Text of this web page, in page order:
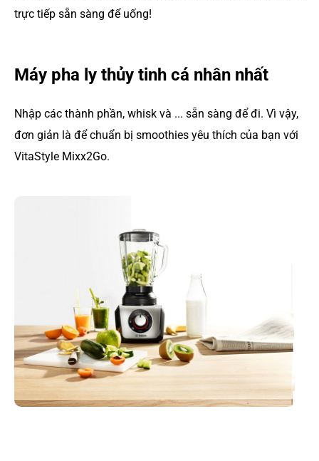
trực tiếp sẵn sàng để uống!
Máy pha ly thủy tinh cá nhân nhất
Nhập các thành phần, whisk và ... sẵn sàng để đi. Vì vậy,
đơn giản là để chuẩn bị smoothies yêu thích của bạn với
VitaStyle Mixx2Go.